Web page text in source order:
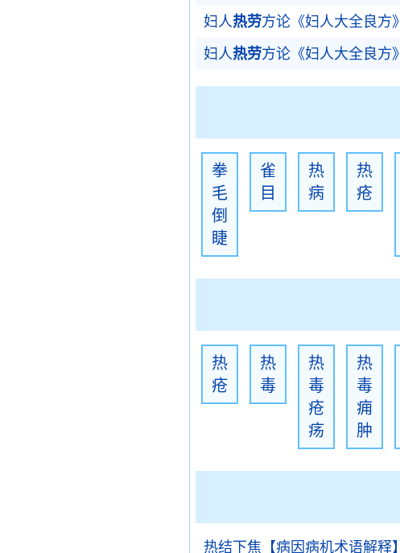
妇人热劳方论《妇人大全良方》
妇人热劳方论《妇人大全良方》
拳
毛
倒
睫
雀
目
热
病
热
疮
热
疮
热
毒
热
毒
疮
疡
热
毒
痈
肿
热结下焦【病因病机术语解释】